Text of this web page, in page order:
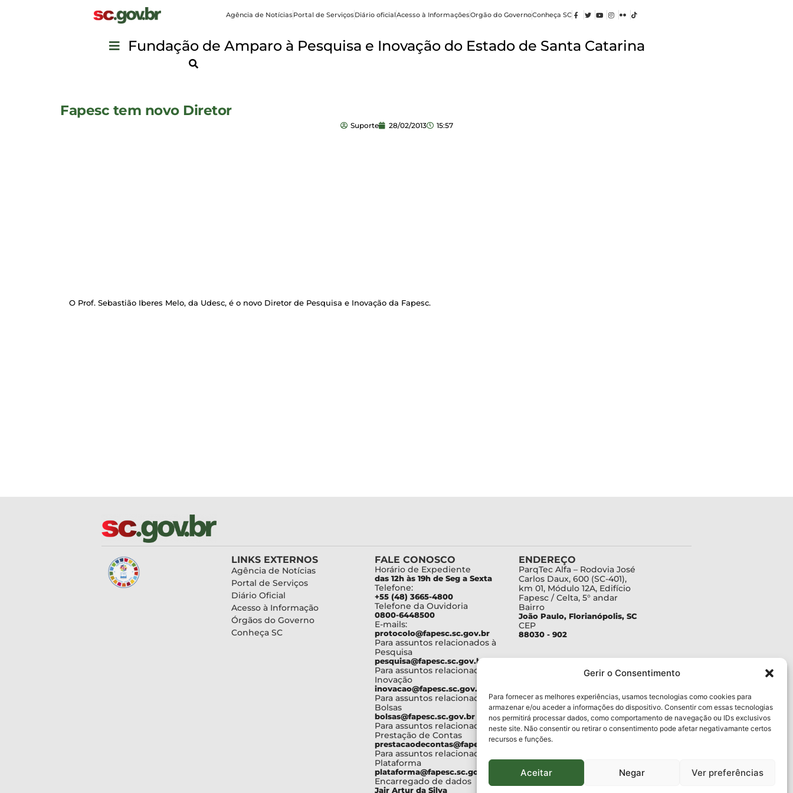
Gerir o Consentimento
Para fornecer as melhores experiências, usamos tecnologias como cookies para
armazenar e/ou aceder a informações do dispositivo. Consentir com essas tecnologias
nos permitirá processar dados, como comportamento de navegação ou IDs exclusivos
neste site. Não consentir ou retirar o consentimento pode afetar negativamante certos
recursos e funções.
Aceitar Negar Ver preferências
Agência de NotíciasPortal de ServiçosDiário oficialAcesso à InformaçõesOrgão do GovernoConheça SC
Fundação de Amparo à Pesquisa e Inovação do Estado de Santa Catarina
Fapesc tem novo Diretor
Suporte 28/02/2013 15:57
O Prof. Sebastião Iberes Melo, da Udesc, é o novo Diretor de Pesquisa e Inovação da Fapesc.
LINKS EXTERNOS
Agência de Notícias
Portal de Serviços
Diário Oficial
Acesso à Informação
Órgãos do Governo
Conheça SC
FALE CONOSCO
Horário de Expediente
das 12h às 19h de Seg a Sexta
Telefone:
+55 (48) 3665-4800
Telefone da Ouvidoria
0800-6448500
E-mails:
protocolo@fapesc.sc.gov.br
Para assuntos relacionados à
Pesquisa
pesquisa@fapesc.sc.gov.br
Para assuntos relacionados à
Inovação
inovacao@fapesc.sc.gov.br
Para assuntos relacionados à
Bolsas
bolsas@fapesc.sc.gov.br
Para assuntos relacionados à
Prestação de Contas
prestacaodecontas@fapesc.sc.gov.br
Para assuntos relacionados à
Plataforma
plataforma@fapesc.sc.gov.br
Encarregado de dados
Jair Artur da Silva
ENDEREÇO
ParqTec Alfa – Rodovia José
Carlos Daux, 600 (SC-401),
km 01, Módulo 12A, Edifício
Fapesc / Celta, 5° andar
Bairro
João Paulo, Florianópolis, SC
CEP
88030 - 902